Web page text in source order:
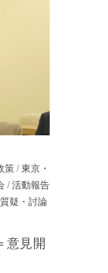
策 / 東京・
/ 活動報告
質疑・討論
意見開